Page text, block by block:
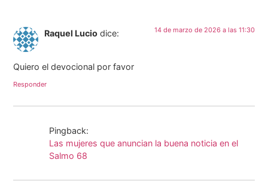
Raquel Lucio dice: 14 de marzo de 2026 a las 11:30
Quiero el devocional por favor
Responder
Pingback:
Las mujeres que anuncian la buena noticia en el
Salmo 68